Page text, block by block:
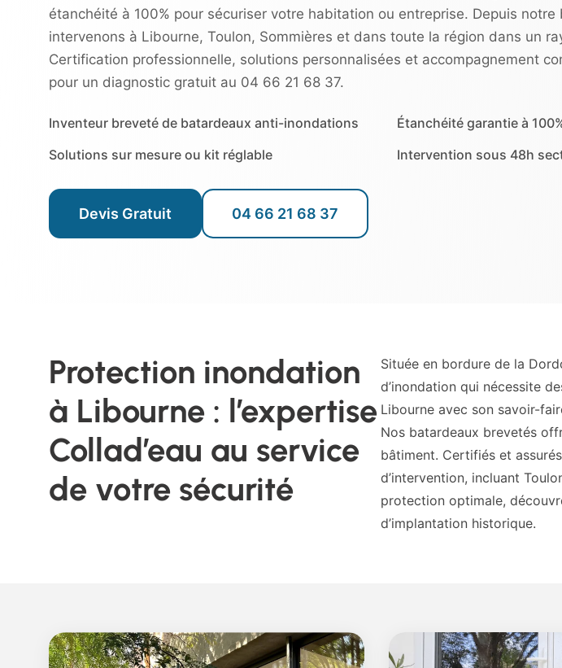
étanchéité à 100% pour sécuriser votre habitation ou entreprise. Depuis notre
intervenons à Libourne, Toulon, Sommières et dans toute la région dans un
Certification professionnelle, solutions personnalisées et accompagnement
pour un diagnostic gratuit au 04 66 21 68 37.
Inventeur breveté de batardeaux anti-inondations
Étanchéité garantie à
Solutions sur mesure ou kit réglable
Intervention sous 48h
Devis Gratuit 04 66 21 68 37
Protection inondation
à Libourne : l’expertise
Collad’eau au service
de votre sécurité
Située en bordure de la
d’inondation qui nécessite
Libourne avec son savoir-
Nos batardeaux brevetés
bâtiment. Certifiés et
d’intervention, incluant
protection optimale,
d’implantation historique.